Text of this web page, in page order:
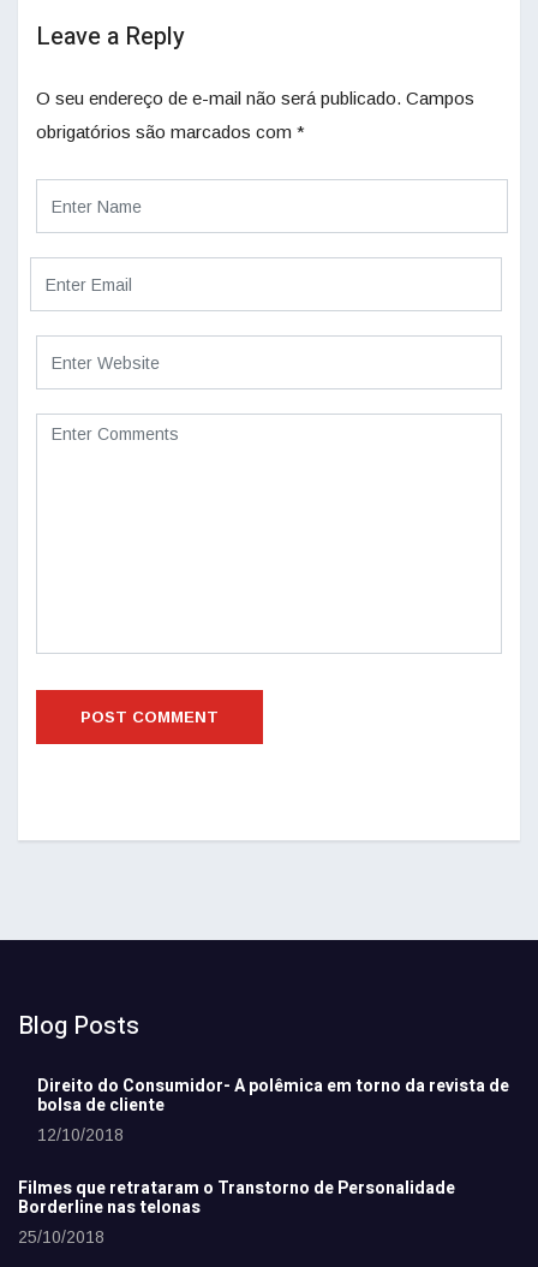
Leave a Reply
O seu endereço de e-mail não será publicado. Campos
obrigatórios são marcados com *
Blog Posts
Direito do Consumidor- A polêmica em torno da revista de
bolsa de cliente
12/10/2018
Filmes que retrataram o Transtorno de Personalidade
Borderline nas telonas
25/10/2018